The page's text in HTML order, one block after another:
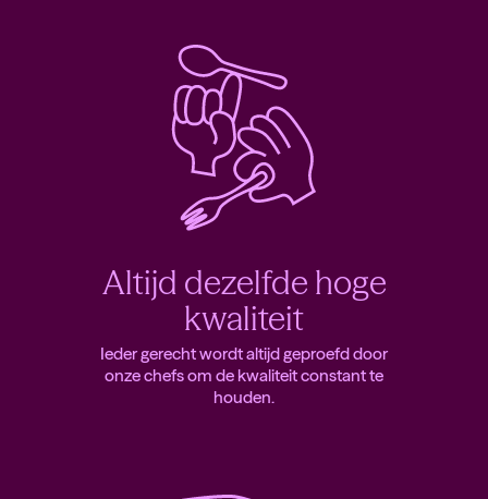
Altijd dezelfde hoge
kwaliteit
Ieder gerecht wordt altijd geproefd door
onze chefs om de kwaliteit constant te
houden.